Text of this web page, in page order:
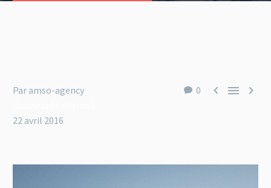
0   
Par amso-agency
22 avril 2016